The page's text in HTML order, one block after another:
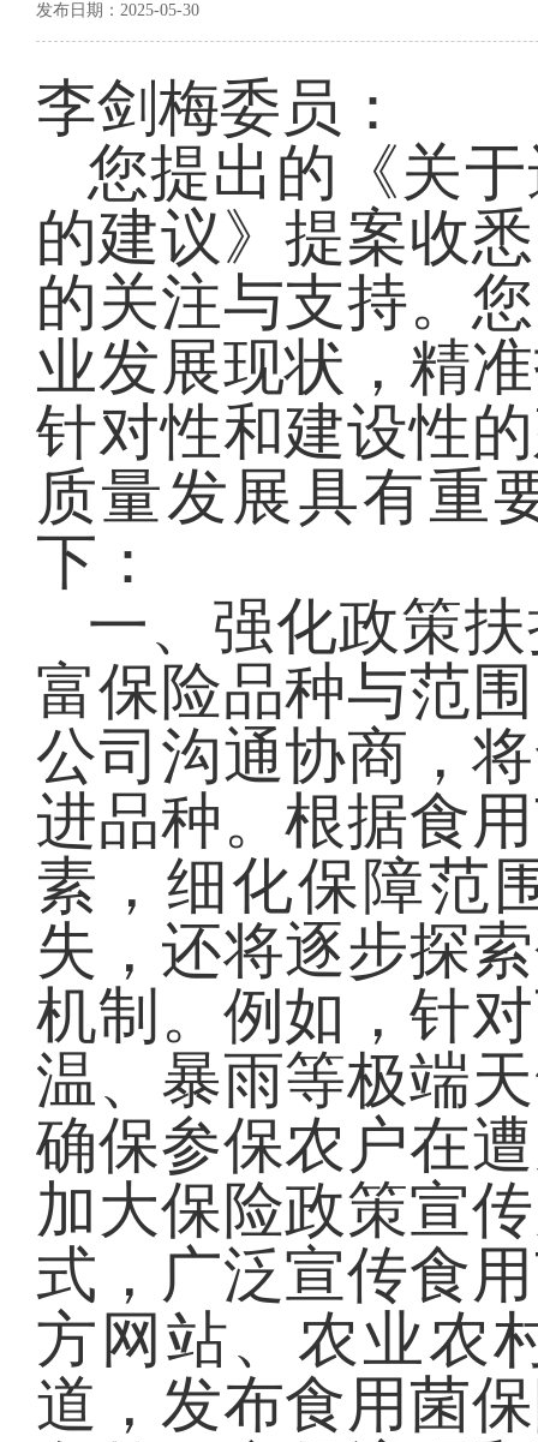
发布日期：2025-05-30
李剑梅委员：
您提出的《关
的建议》提案收
的关注与支持。
业发展现状，精
针对性和建设性
质量发展具有重
下：
一、 强化政策
富保险品种与范
公司沟通协商，
进品种。根据食
素，细化保障范
失，还将逐步探
机制。例如，针
温、暴雨等极端
确保参保农户在
加大保险政策宣
式，广泛宣传食
方网站、农业农
道，发布食用菌